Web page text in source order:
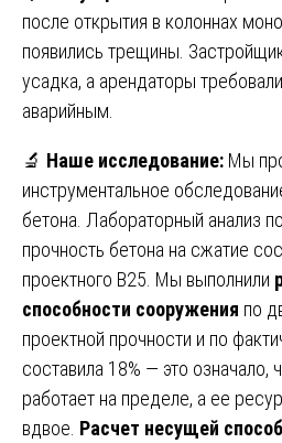
после открытия в колоннах
появились трещины.
усадка, а арендаторы
аварийным.
🔬 Наше исследование: Мы
инструментальное
бетона. Лабораторный анализ
прочность бетона на сжатие
проектного B25. Мы выполнили
способности сооружения по
проектной прочности и по
составила 18% — это означало,
работает на пределе, а ее
вдвое. Расчет несущей